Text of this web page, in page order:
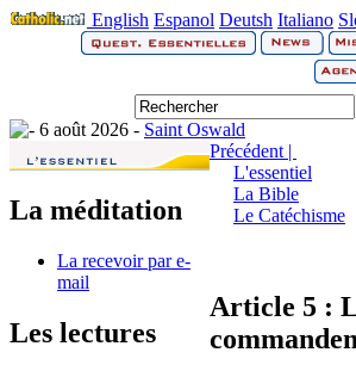
English Espanol Deutsh Italiano
6 août 2026 - Saint Oswald
La méditation
La recevoir par e-
mail
Les lectures
Précédent |
L'essentiel
La Bible
Le Catéchisme
Article 5 :